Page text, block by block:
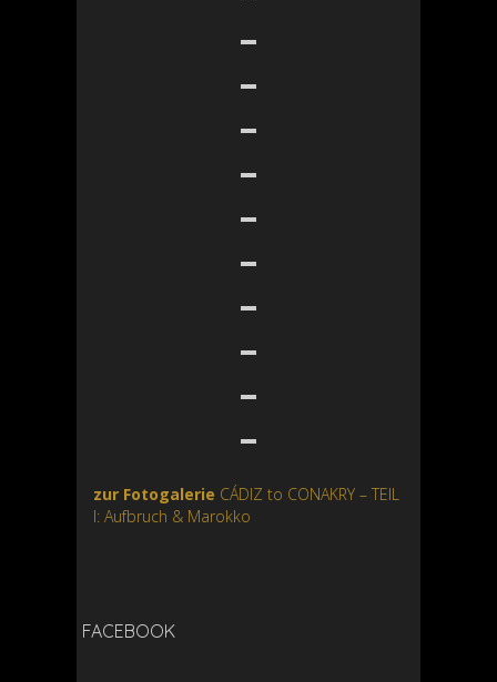
zur Fotogalerie CÁDIZ to CONAKRY – TEIL
I: Aufbruch & Marokko
FACEBOOK